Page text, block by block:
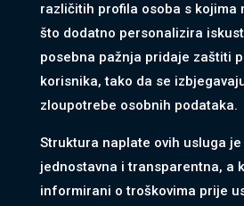
različitih profila osoba s kojima
što dodatno personalizira
posebna pažnja pridaje zaštiti
korisnika, tako da se
zloupotrebe osobnih podataka.
Struktura naplate ovih usluga
jednostavna i transparentna, a
informirani o troškovima prije